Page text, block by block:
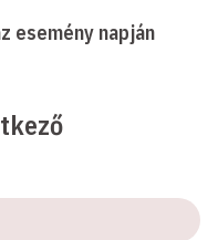
esemény napján